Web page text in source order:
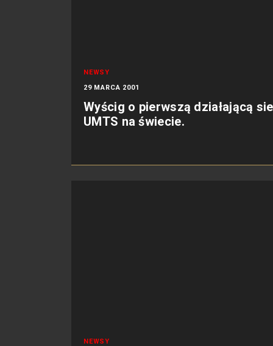
NEWSY
29 MARCA 2001
Wyścig o pierwszą działającą
UMTS na świecie.
NEWSY